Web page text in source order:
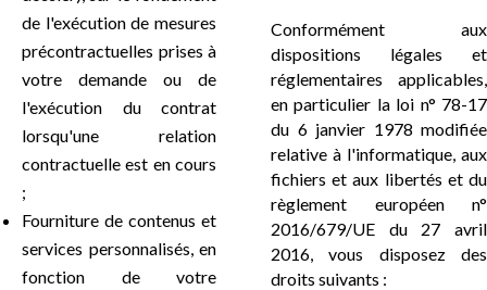
de l'exécution de mesures
précontractuelles prises à
votre demande ou de
l'exécution du contrat
lorsqu'une relation
contractuelle est en cours
;
Fourniture de contenus et
services personnalisés, en
fonction de votre
Conformément aux
dispositions légales et
réglementaires applicables,
en particulier la loi n° 78-17
du 6 janvier 1978 modifiée
relative à l'informatique, aux
fichiers et aux libertés et du
règlement européen n°
2016/679/UE du 27 avril
2016, vous disposez des
droits suivants :